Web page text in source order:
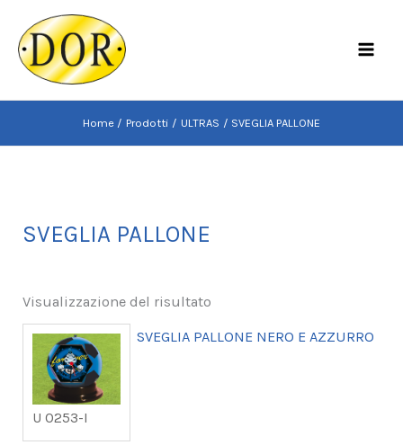
contenuto
Home Prodotti ULTRAS SVEGLIA PALLONE
SVEGLIA PALLONE
Visualizzazione del risultato
U 0253-I
SVEGLIA PALLONE NERO E AZZURRO